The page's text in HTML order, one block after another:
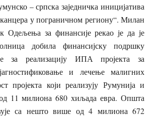
– српска заједничка иницијатива
у пограничном региону“. Милан
Одељења за финансије рекао је да је
добила финансијску подршку
за реализацију ИПА пројекта за
и лечење малигних
пројекта који реализују Румунија и
11 милиона 680 хиљада евра. Општа
са нешто више од 4 милиона 672